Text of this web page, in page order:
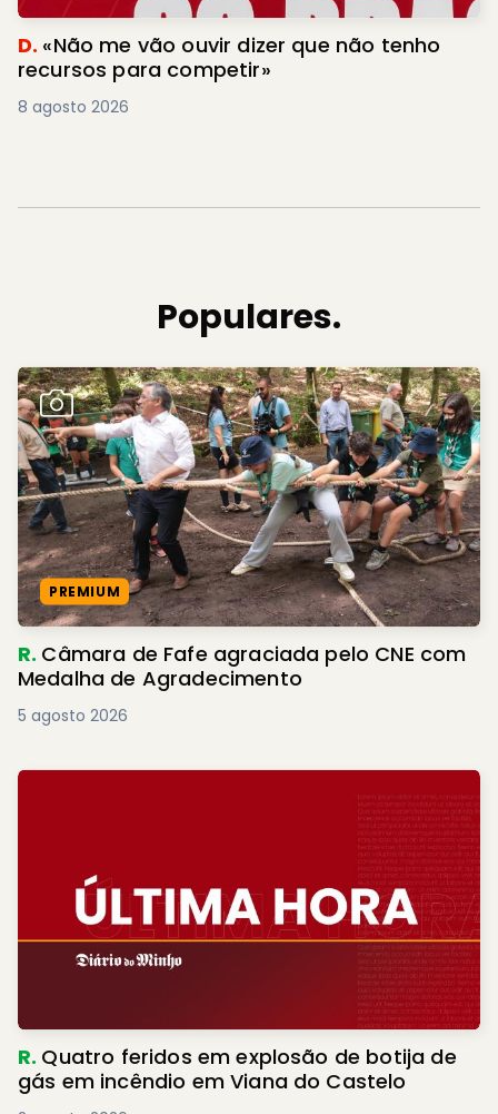
D. «Não me vão ouvir dizer que não tenho
recursos para competir»
8 agosto 2026
Populares.
PREMIUM
R. Câmara de Fafe agraciada pelo CNE com
Medalha de Agradecimento
5 agosto 2026
R. Quatro feridos em explosão de botija de
gás em incêndio em Viana do Castelo